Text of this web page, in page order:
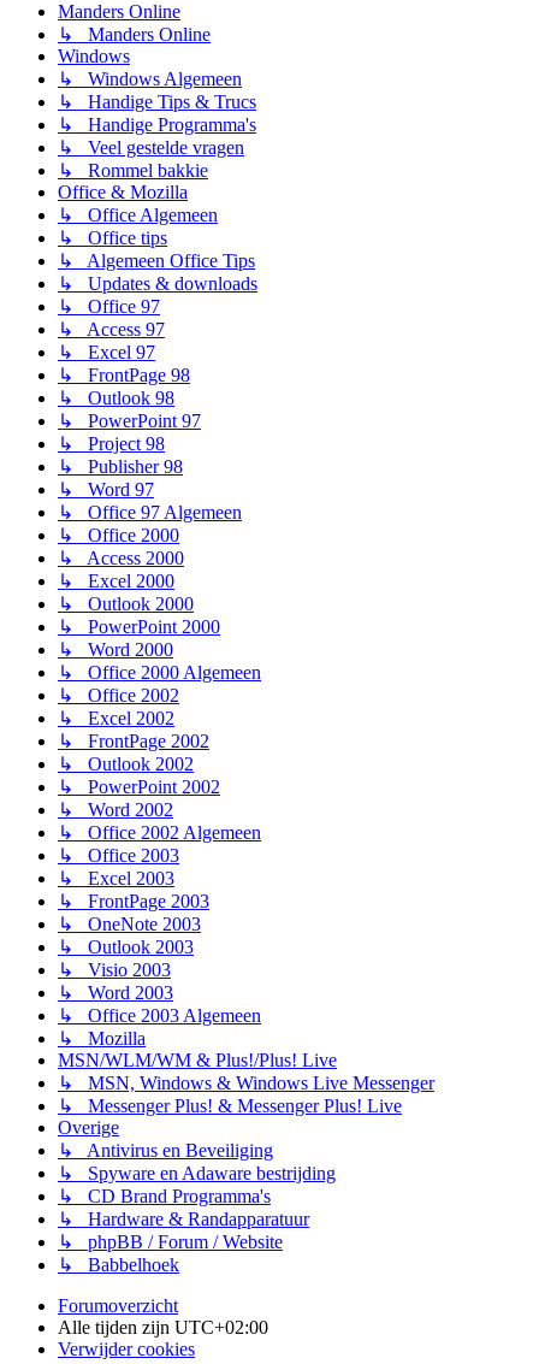
Manders Online
↳ Manders Online
Windows
↳ Windows Algemeen
↳ Handige Tips & Trucs
↳ Handige Programma's
↳ Veel gestelde vragen
↳ Rommel bakkie
Office & Mozilla
↳ Office Algemeen
↳ Office tips
↳ Algemeen Office Tips
↳ Updates & downloads
↳ Office 97
↳ Access 97
↳ Excel 97
↳ FrontPage 98
↳ Outlook 98
↳ PowerPoint 97
↳ Project 98
↳ Publisher 98
↳ Word 97
↳ Office 97 Algemeen
↳ Office 2000
↳ Access 2000
↳ Excel 2000
↳ Outlook 2000
↳ PowerPoint 2000
↳ Word 2000
↳ Office 2000 Algemeen
↳ Office 2002
↳ Excel 2002
↳ FrontPage 2002
↳ Outlook 2002
↳ PowerPoint 2002
↳ Word 2002
↳ Office 2002 Algemeen
↳ Office 2003
↳ Excel 2003
↳ FrontPage 2003
↳ OneNote 2003
↳ Outlook 2003
↳ Visio 2003
↳ Word 2003
↳ Office 2003 Algemeen
↳ Mozilla
MSN/WLM/WM & Plus!/Plus! Live
↳ MSN, Windows & Windows Live Messenger
↳ Messenger Plus! & Messenger Plus! Live
Overige
↳ Antivirus en Beveiliging
↳ Spyware en Adaware bestrijding
↳ CD Brand Programma's
↳ Hardware & Randapparatuur
↳ phpBB / Forum / Website
↳ Babbelhoek
Forumoverzicht
Alle tijden zijn UTC+02:00
Verwijder cookies